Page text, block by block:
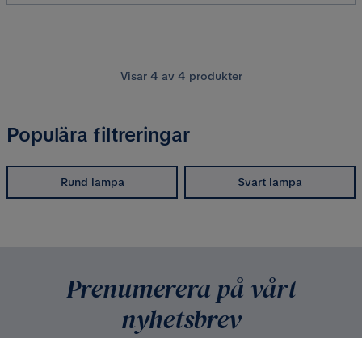
Visar 4 av 4 produkter
Populära filtreringar
Rund lampa Svart lampa
Prenumerera på vårt
nyhetsbrev